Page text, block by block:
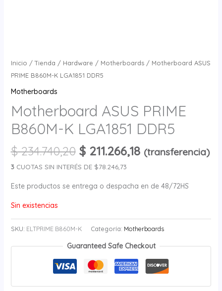
Inicio /Tienda / Hardware / Motherboards/ Motherboard ASUS
PRIME B860M-K LGA1851 DDR5
Motherboards
Motherboard ASUS PRIME
B860M-K LGA1851 DDR5
$234.740,20 $211.266,18 (transferencia)
3CUOTAS SIN INTERÉS DE $78.246,73
Este productos se entrega o despacha en de 48/72HS
Sin existencias
SKU: ELTPRIME B860M-K Categoría: Motherboards
Guaranteed Safe Checkout